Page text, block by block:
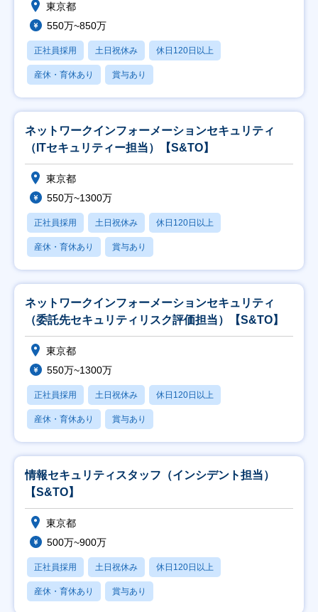
東京都
550万~850万
正社員採用 土日祝休み 休日120日以上
産休・育休あり 賞与あり
ネットワークインフォーメーションセキュリティ
（ITセキュリティー担当）【S&TO】
東京都
550万~1300万
正社員採用 土日祝休み 休日120日以上
産休・育休あり 賞与あり
ネットワークインフォーメーションセキュリティ
（委託先セキュリティリスク評価担当）【S&TO】
東京都
550万~1300万
正社員採用 土日祝休み 休日120日以上
産休・育休あり 賞与あり
情報セキュリティスタッフ（インシデント担当）
【S&TO】
東京都
500万~900万
正社員採用 土日祝休み 休日120日以上
産休・育休あり 賞与あり